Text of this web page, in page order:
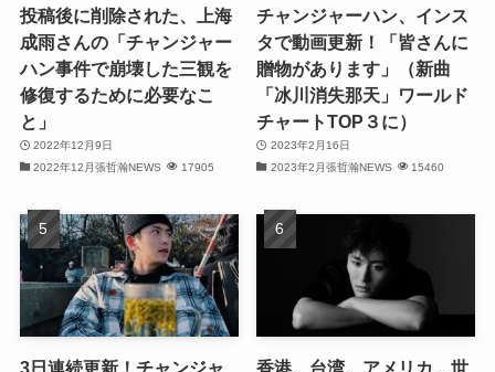
(30)
(32)
(32)
(29)
投稿後に削除された、上海
成雨さんの「チャンジャー
ハン事件で崩壊した三観を
修復するために必要なこ
と」
2022年12月9日
2022年12月張哲瀚NEWS
17905
チャンジャーハン、インス
タで動画更新！「皆さんに
贈物があります」（新曲
「冰川消失那天」ワールド
チャートTOP３に）
2023年2月16日
2023年2月張哲瀚NEWS
15460
3日連続更新！チャンジャ
香港、台湾、アメリカ…世